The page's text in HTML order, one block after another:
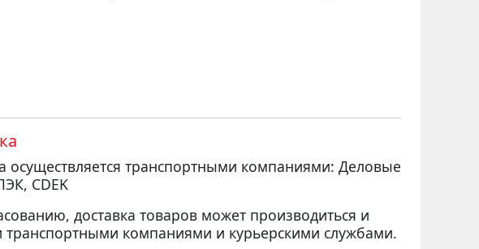
осуществляется транспортными компаниями: Деловые
CDEK
доставка товаров может производиться и
транспортными компаниями и курьерскими службами.